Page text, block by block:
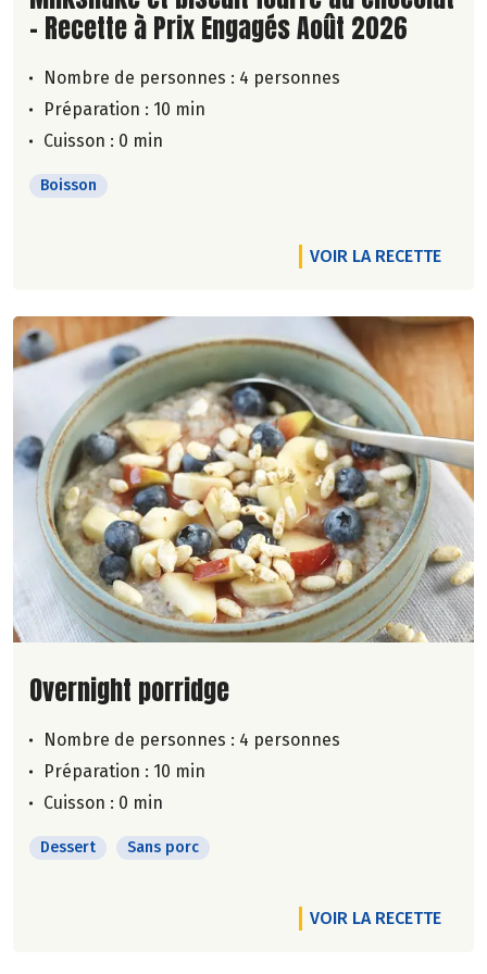
- Recette à Prix Engagés Août 2026
Nombre de personnes : 4 personnes
Préparation : 10 min
Cuisson : 0 min
Boisson
VOIR LA RECETTE
Lire la suite de la recette
Overnight porridge
Nombre de personnes : 4 personnes
Préparation : 10 min
Cuisson : 0 min
Dessert Sans porc
VOIR LA RECETTE